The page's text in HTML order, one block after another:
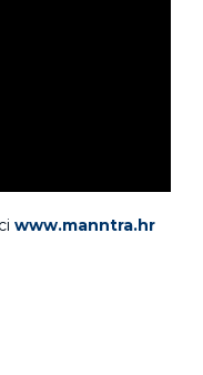
www.manntra.hr